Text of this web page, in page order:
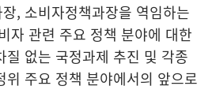
, 소비자정책과장을 역임하는
자 관련 주요 정책 분야에 대한
질 없는 국정과제 추진 및 각종
위 주요 정책 분야에서의 앞으로